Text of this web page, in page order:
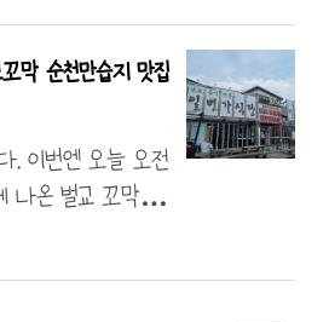
능해서 오픈 후
감하더라고요...
해보도록 하겠습
세트에 피스를
좋아해요. 아쉬운
에서부터 사람이
가게로 들어 가
드 또는 출입 명
희는 QR코드를 찍
소독을 필수! 본점
사람이 많았어
막 순천만습지 맛집
. 이번엔 오늘 오전
나온 벌교 꼬막 맛
는 아랫글에서 확